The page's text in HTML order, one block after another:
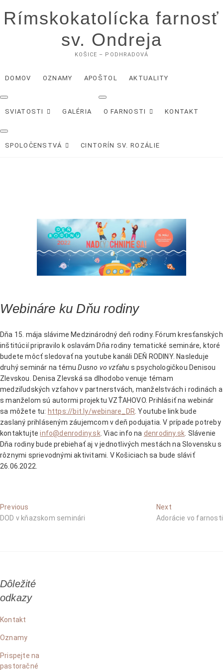
to
content
Rímskokatolícka farnosť
sv. Ondreja
KOŠICE – PODHRADOVÁ
DOMOV OZNAMY APOŠTOL AKTUALITY
SVIATOSTI GALÉRIA O FARNOSTI KONTAKT
SPOLOČENSTVÁ CINTORÍN SV. ROZÁLIE
Webináre ku Dňu rodiny
Dňa 15. mája slávime Medzinárodný deň rodiny. Fórum kresťanských
inštitúcií pripravilo k oslavám Dňa rodiny tematické semináre, ktoré
budete môcť sledovať na youtube kanáli DEŇ RODINY. Nasleduje
druhý seminár na témuDusno vo vzťahu s psychologičkou Denisou
Zlevskou. Denisa Zlevská sa dlhodobo venuje témam
medziľudských vzťahov v partnerstvách, manželstvách i rodinách a
s manželom sú autormi projektu VZŤAHOVO. Prihlásiť na webinár
sa môžete tu: https://bit.ly/webinare_DR . Youtube link bude
zaslaný prihláseným záujemcom v deň podujatia. V prípade potreby
kontaktujteinfo@denrodiny.sk. Viac info na denrodiny.sk . Slávenie
Dňa rodiny bude prebiehať aj v jednotlivých mestách na Slovensku s
rôznymi sprievodnými aktivitami. V Košiciach sa bude sláviť
26.06.2022.
Navigácia
v
Previous
post:
DOD v kňazskom seminári
NextNext
post:
Adorácie vo farnosti
Dôležité
odkazy
Kontakt
Oznamy
Prispejte na
pastoračné